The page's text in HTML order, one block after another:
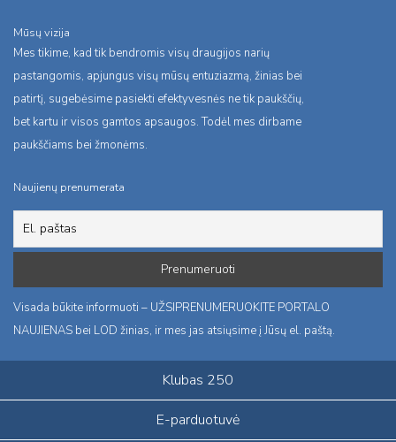
Mūsų vizija
Mes tikime, kad tik bendromis visų draugijos narių
pastangomis, apjungus visų mūsų entuziazmą, žinias bei
patirtį, sugebėsime pasiekti efektyvesnės ne tik paukščių,
bet kartu ir visos gamtos apsaugos. Todėl mes dirbame
paukščiams bei žmonėms.
Naujienų prenumerata
Visada būkite informuoti – UŽSIPRENUMERUOKITE PORTALO
NAUJIENAS bei LOD žinias, ir mes jas atsiųsime į Jūsų el. paštą.
Klubas 250
E-parduotuvė